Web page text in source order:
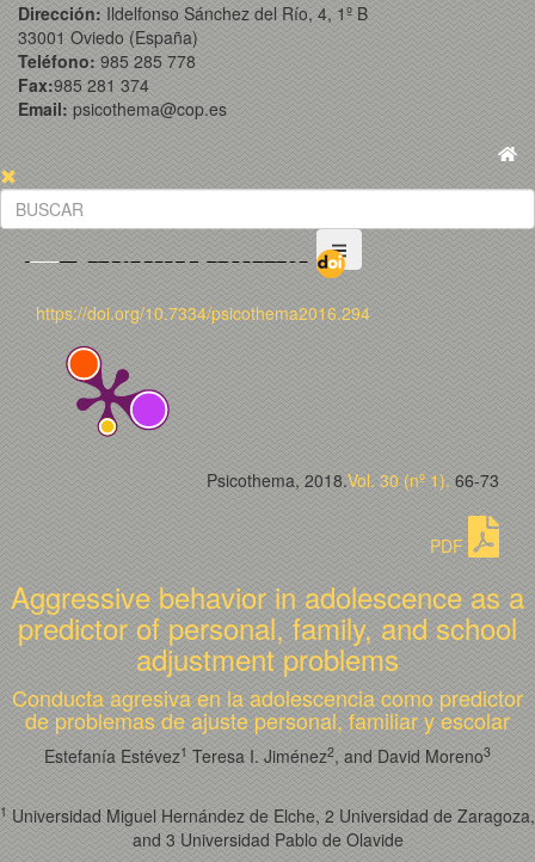
Dirección: Ildelfonso Sánchez del Río, 4, 1º B
33001 Oviedo (España)
Teléfono: 985 285 778
Fax:985 281 374
Email: psicothema@cop.es
https://doi.org/10.7334/psicothema2016.294
Psicothema, 2018.Vol. 30 (nº 1). 66-73
PDF
Aggressive behavior in adolescence as a
predictor of personal, family, and school
adjustment problems
Conducta agresiva en la adolescencia como predictor
de problemas de ajuste personal, familiar y escolar
Estefanía Estévez1 Teresa I. Jiménez2, and David Moreno3
1 Universidad Miguel Hernández de Elche, 2 Universidad de Zaragoza,
and 3 Universidad Pablo de Olavide